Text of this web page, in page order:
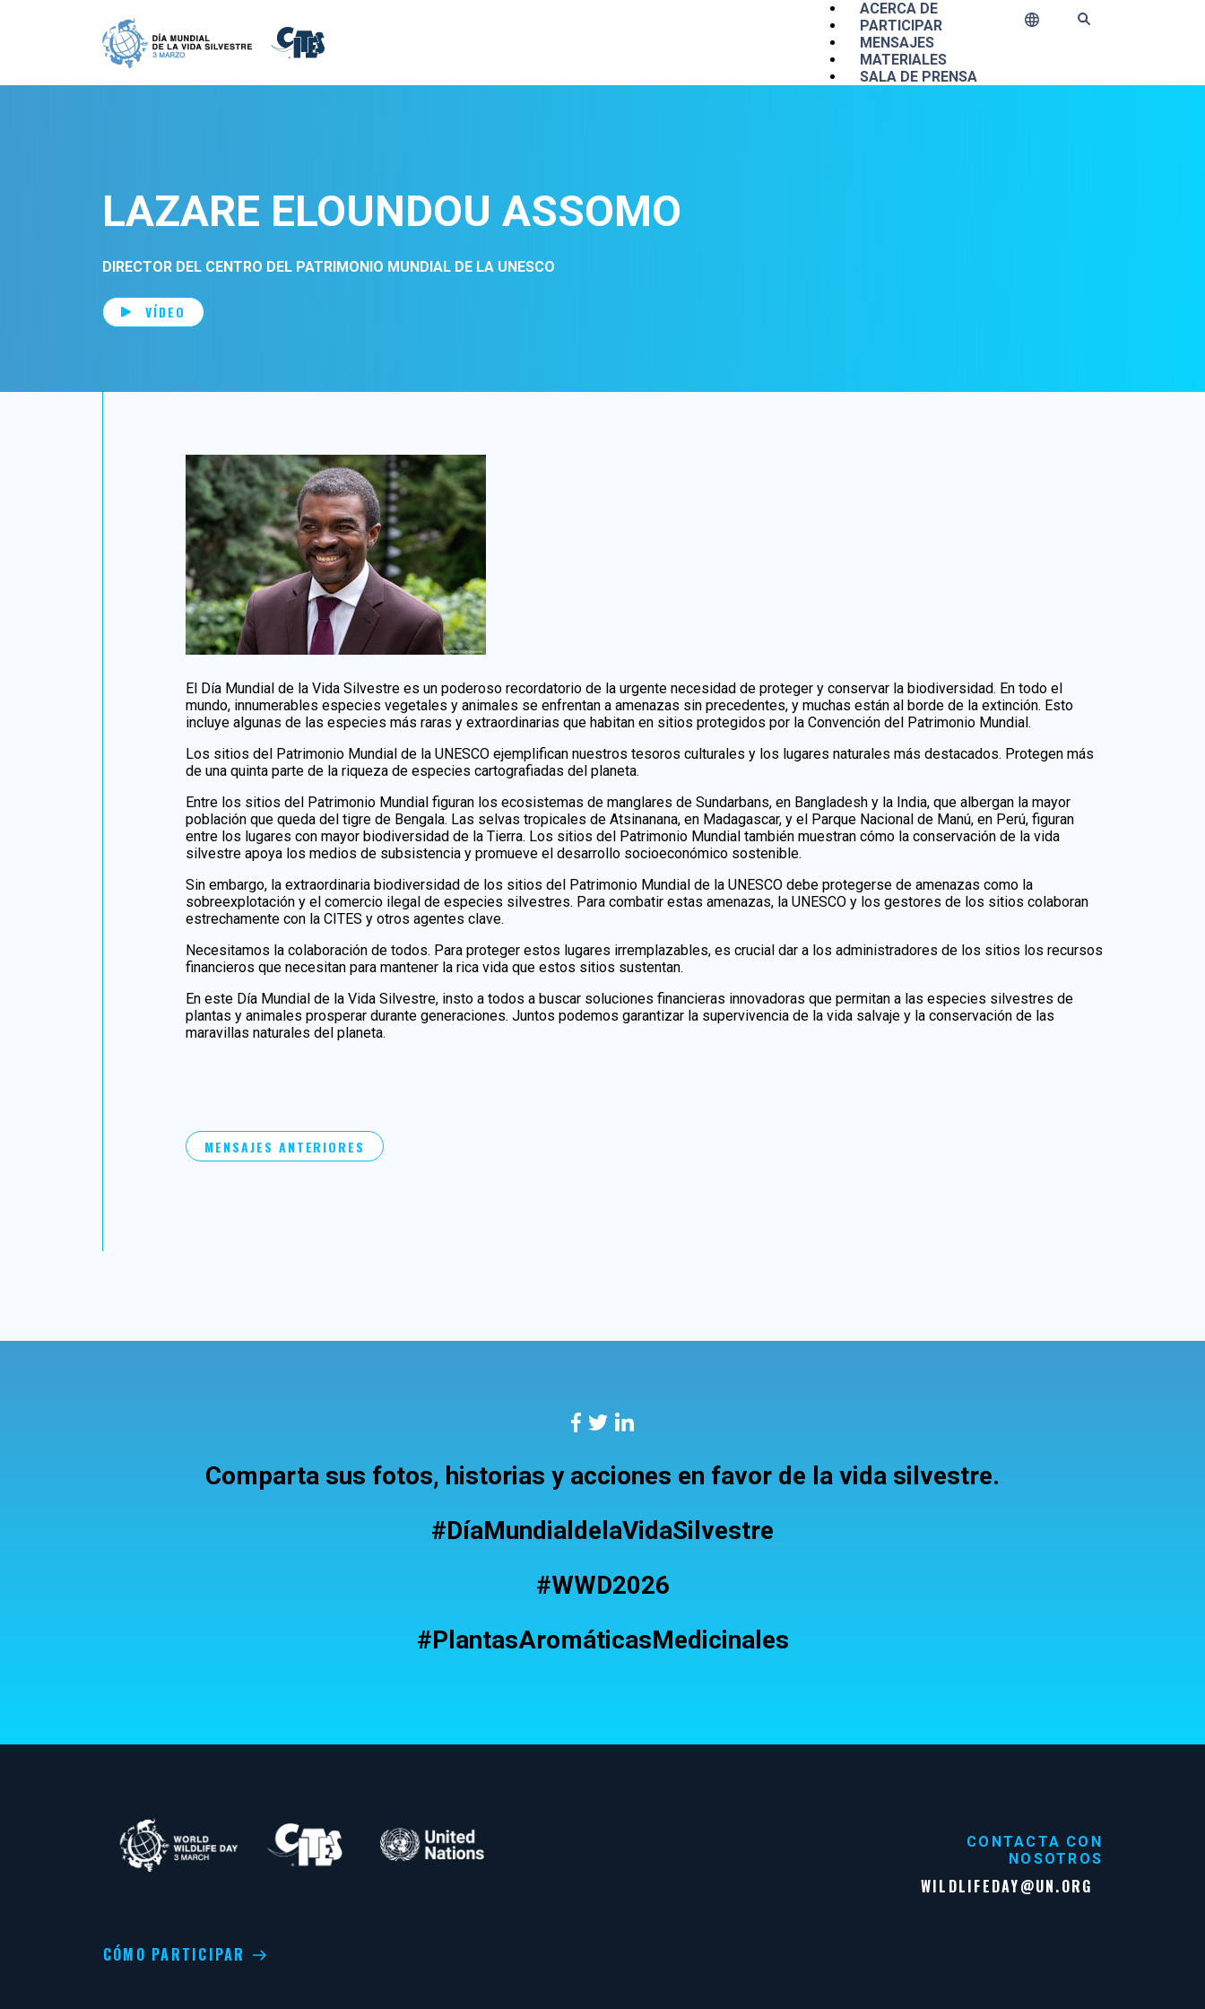
Main navigation
ACERCA DE
PARTICIPAR
MENSAJES
MATERIALES
SALA DE PRENSA
LAZARE ELOUNDOU ASSOMO
DIRECTOR DEL CENTRO DEL PATRIMONIO MUNDIAL DE LA UNESCO
VÍDEO
El Día Mundial de la Vida Silvestre es un poderoso recordatorio de la urgente necesidad de proteger y conservar la biodiversidad. En todo el
mundo, innumerables especies vegetales y animales se enfrentan a amenazas sin precedentes, y muchas están al borde de la extinción. Esto
incluye algunas de las especies más raras y extraordinarias que habitan en sitios protegidos por la Convención del Patrimonio Mundial.
Los sitios del Patrimonio Mundial de la UNESCO ejemplifican nuestros tesoros culturales y los lugares naturales más destacados. Protegen más
de una quinta parte de la riqueza de especies cartografiadas del planeta.
Entre los sitios del Patrimonio Mundial figuran los ecosistemas de manglares de Sundarbans, en Bangladesh y la India, que albergan la mayor
población que queda del tigre de Bengala. Las selvas tropicales de Atsinanana, en Madagascar, y el Parque Nacional de Manú, en Perú, figuran
entre los lugares con mayor biodiversidad de la Tierra. Los sitios del Patrimonio Mundial también muestran cómo la conservación de la vida
silvestre apoya los medios de subsistencia y promueve el desarrollo socioeconómico sostenible.
Sin embargo, la extraordinaria biodiversidad de los sitios del Patrimonio Mundial de la UNESCO debe protegerse de amenazas como la
sobreexplotación y el comercio ilegal de especies silvestres. Para combatir estas amenazas, la UNESCO y los gestores de los sitios colaboran
estrechamente con la CITES y otros agentes clave.
Necesitamos la colaboración de todos. Para proteger estos lugares irremplazables, es crucial dar a los administradores de los sitios los recursos
financieros que necesitan para mantener la rica vida que estos sitios sustentan.
En este Día Mundial de la Vida Silvestre, insto a todos a buscar soluciones financieras innovadoras que permitan a las especies silvestres de
plantas y animales prosperar durante generaciones. Juntos podemos garantizar la supervivencia de la vida salvaje y la conservación de las
maravillas naturales del planeta.
MENSAJES ANTERIORES
Comparta sus fotos, historias y acciones en favor de la vida silvestre.
#DíaMundialdelaVidaSilvestre
#WWD2026
#PlantasAromáticasMedicinales
CÓMO PARTICIPAR
CONTACTA CON
NOSOTROS
WILDLIFEDAY@UN.ORG